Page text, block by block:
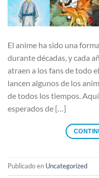
El anime ha sido una
durante décadas, y cada
atraen a los fans de todo
lancen algunos de los
de todos los tiempos.
esperados de […]
Publicado en Uncategorized